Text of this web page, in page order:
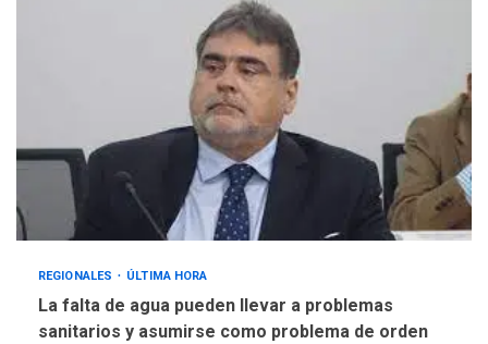
REGIONALES ÚLTIMA HORA
La falta de agua pueden llevar a problemas
sanitarios y asumirse como problema de orden